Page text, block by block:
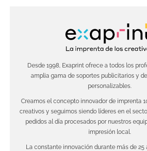
Desde 1998, Exaprint ofrece a todos los
amplia gama de soportes publicitarios y
personalizables.
Creamos el concepto innovador de imprenta
creativos y seguimos siendo líderes en el
pedidos al día procesados por nuestros
impresión local.
La constante innovación durante más de 25